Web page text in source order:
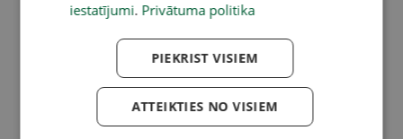
iestatījumi. Privātuma politika
PIEKRIST VISIEM
ATTEIKTIES NO VISIEM